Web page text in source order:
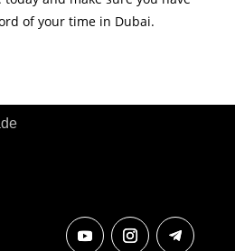
of your time in Dubai.